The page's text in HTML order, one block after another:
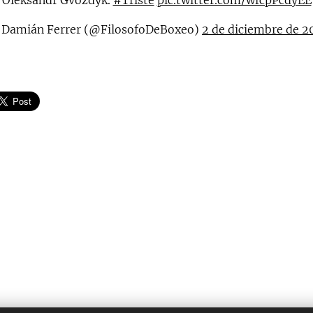
Ferrer (@FilosofoDeBoxeo) 2 de diciembre de